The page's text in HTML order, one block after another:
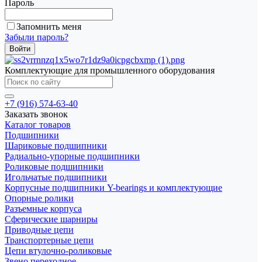
Пароль
Запомнить меня
Забыли пароль?
Комплектующие для промышленного оборудования
+7 (916) 574-63-40
Заказать звонок
Каталог товаров
Подшипники
Шариковые подшипники
Радиально-упорные подшипники
Роликовые подшипники
Игольчатые подшипники
Корпусные подшипники Y-bearings и комплектующие
Опорные ролики
Разъемные корпуса
Сферические шарниры
Приводные цепи
Транспортерные цепи
Цепи втулочно-роликовые